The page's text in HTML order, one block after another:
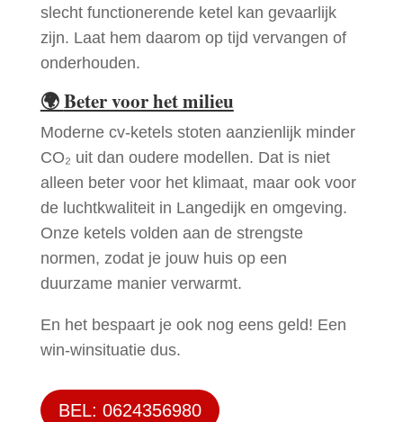
slecht functionerende ketel kan gevaarlijk
zijn. Laat hem daarom op tijd vervangen of
onderhouden.
🌍Beter voor het milieu
Moderne cv-ketels stoten aanzienlijk minder
CO₂ uit dan oudere modellen. Dat is niet
alleen beter voor het klimaat, maar ook voor
de luchtkwaliteit in Langedijk en omgeving.
Onze ketels volden aan de strengste
normen, zodat je jouw huis op een
duurzame manier verwarmt.
En het bespaart je ook nog eens geld! Een
win-winsituatie dus.
BEL: 0624356980